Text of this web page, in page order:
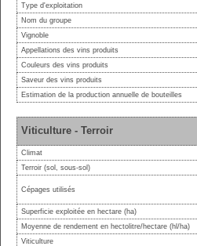
Type d'exploitation
Nom du groupe
Vignoble
Appellations des vins produits
Couleurs des vins produits
Saveur des vins produits
Estimation de la production annuelle de bouteilles
Viticulture - Terroir
Climat
Terroir (sol, sous-sol)
Cépages utilisés
Superficie exploitée en hectare (ha)
Moyenne de rendement en hectolitre/hectare (hl/ha)
Viticulture